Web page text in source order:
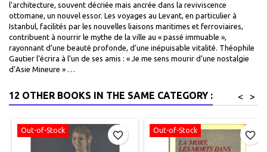
l’architecture, souvent décriée mais ancrée dans la reviviscence
ottomane, un nouvel essor. Les voyages au Levant, en particulier à
Istanbul, facilités par les nouvelles liaisons maritimes et ferroviaires,
contribuent à nourrir le mythe de la ville au « passé immuable »,
rayonnant d’une beauté profonde, d’une inépuisable vitalité. Théophile
Gautier l’écrira à l’un de ses amis : « Je me sens mourir d’une nostalgie
d’Asie Mineure » …
12 OTHER BOOKS IN THE SAME CATEGORY : >
<
Out-of-Stock favorite_border Out-of-Stock favorite_border